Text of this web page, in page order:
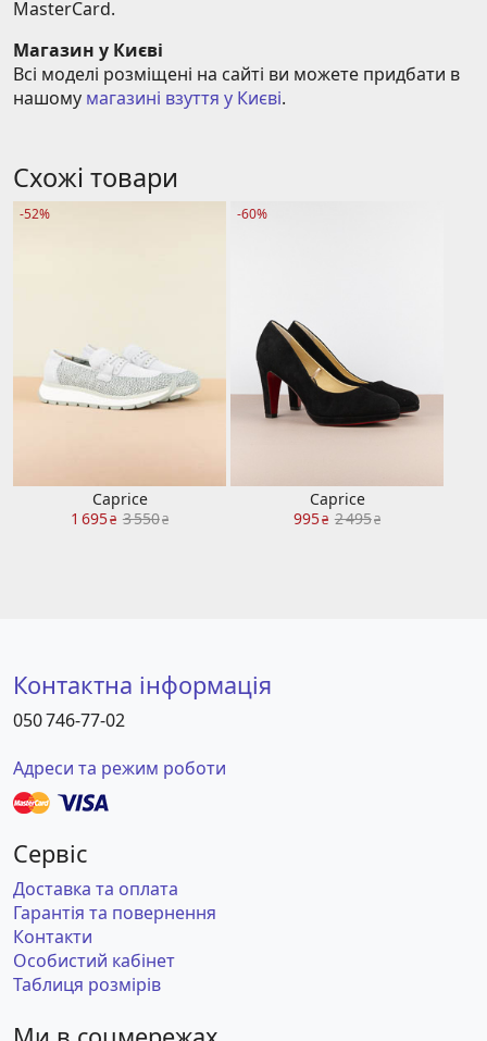
MasterCard.
Магазин у Києві
Всі моделі розміщені на сайті ви можете придбати в
нашому магазині взуття у Києві.
Схожі товари
-52%
Caprice
1 695₴ 3 550₴
-60%
Caprice
995₴ 2 495₴
Контактна інформація
050 746-77-02
Адреси та режим роботи
Сервіс
Доставка та оплата
Гарантія та повернення
Контакти
Особистий кабінет
Таблиця розмірів